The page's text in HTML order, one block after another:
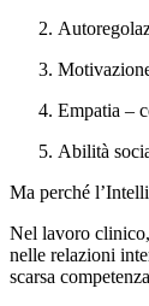
Empatia –
Abilità
Ma perché
Nel lavoro
nelle relazioni
scarsa